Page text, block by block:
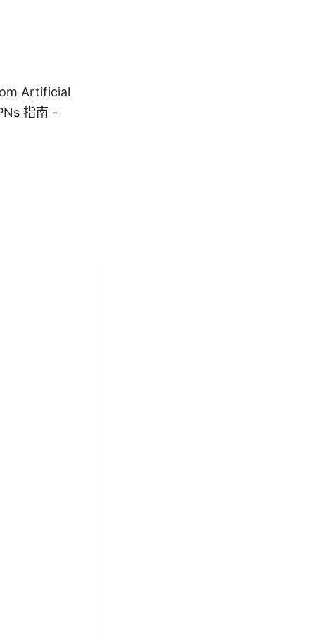
Artificial
指南 -